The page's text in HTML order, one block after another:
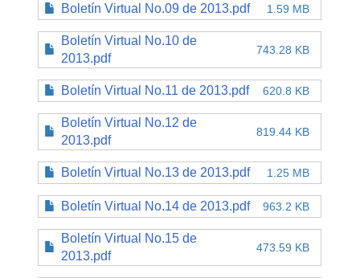
Boletín Virtual No.09 de 2013.pdf 1.59 MB
Boletín Virtual No.10 de
2013.pdf
743.28 KB
Boletín Virtual No.11 de 2013.pdf 620.8 KB
Boletín Virtual No.12 de
2013.pdf
819.44 KB
Boletín Virtual No.13 de 2013.pdf 1.25 MB
Boletín Virtual No.14 de 2013.pdf 963.2 KB
Boletín Virtual No.15 de
2013.pdf
473.59 KB